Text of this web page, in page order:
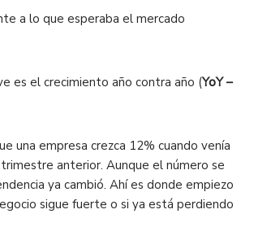
a lo que esperaba el mercado
es el crecimiento año contra año (YoY –
una empresa crezca 12% cuando venía
anterior. Aunque el número se
ya cambió. Ahí es donde empiezo
sigue fuerte o si ya está perdiendo